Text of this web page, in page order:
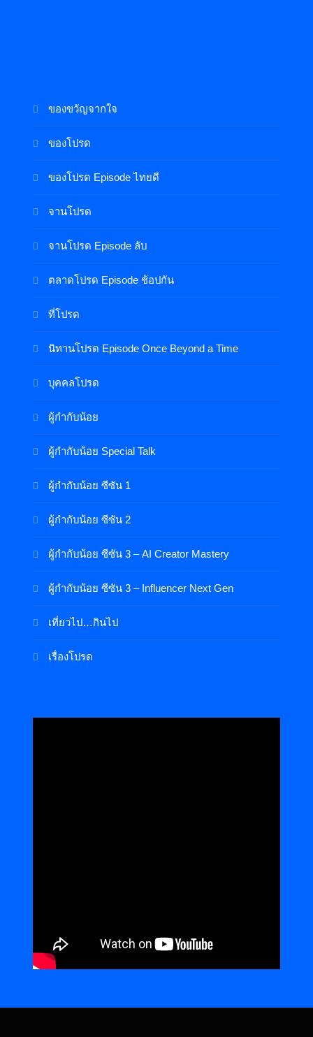
ของขวัญจากใจ
ของโปรด
ของโปรด Episode ไทยดี
จานโปรด
จานโปรด Episode ลับ
ตลาดโปรด Episode ช้อปกัน
ที่โปรด
นิทานโปรด Episode Once Beyond a Time
บุคคลโปรด
ผู้กำกับน้อย
ผู้กำกับน้อย Special Talk
ผู้กำกับน้อย ซีซัน 1
ผู้กำกับน้อย ซีซัน 2
ผู้กำกับน้อย ซีซัน 3 – AI Creator Mastery
ผู้กำกับน้อย ซีซัน 3 – Influencer Next Gen
เที่ยวไป…กินไป
เรื่องโปรด